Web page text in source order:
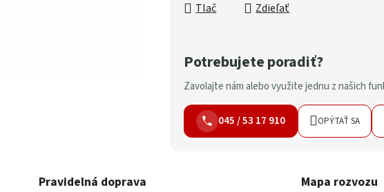
Tlač Zdieľať
Potrebujete poradiť?
Zavolajte nám alebo využite jednu z našich
045 / 53 17 910 OPÝTAŤ SA
Pravidelná doprava Mapa rozvozu